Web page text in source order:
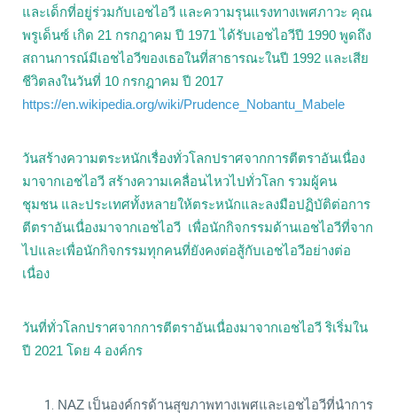
และเด็กที่อยู่ร่วมกับเอชไอวี และความรุนแรงทางเพศภาวะ คุณ
พรูเด็นซ์ เกิด 21 กรกฎาคม ปี 1971 ได้รับเอชไอวีปี 1990 พูดถึง
สถานการณ์มีเอชไอวีของเธอในที่สาธารณะในปี 1992 และเสีย
ชีวิตลงในวันที่ 10 กรกฎาคม ปี 2017
https://en.wikipedia.org/wiki/Prudence_Nobantu_Mabele
วันสร้างความตระหนักเรื่องทั่วโลกปราศจากการตีตราอันเนื่อง
มาจากเอชไอวี สร้างความเคลื่อนไหวไปทั่วโลก รวมผู้คน
ชุมชน และประเทศทั้งหลายให้ตระหนักและลงมือปฏิบัติต่อการ
ตีตราอันเนื่องมาจากเอชไอวี เพื่อนักกิจกรรมด้านเอชไอวีที่จาก
ไปและเพื่อนักกิจกรรมทุกคนที่ยังคงต่อสู้กับเอชไอวีอย่างต่อ
เนื่อง
วันที่ทั่วโลกปราศจากการตีตราอันเนื่องมาจากเอชไอวี ริเริ่มใน
ปี 2021 โดย 4 องค์กร
NAZ เป็นองค์กรด้านสุขภาพทางเพศและเอชไอวีที่นำการ